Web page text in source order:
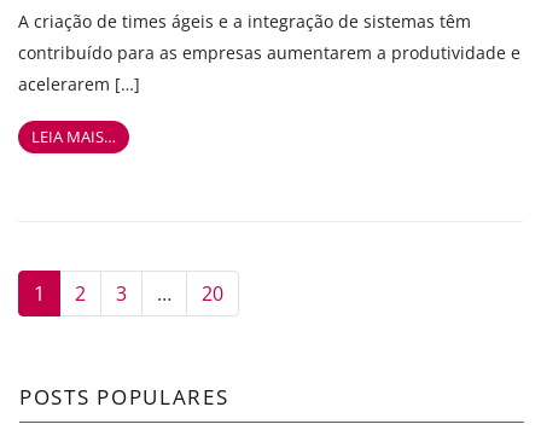
A criação de times ágeis e a integração de sistemas têm
contribuído para as empresas aumentarem a produtividade e
acelerarem […]
LEIA MAIS…
1 2 3 … 20
POSTS POPULARES